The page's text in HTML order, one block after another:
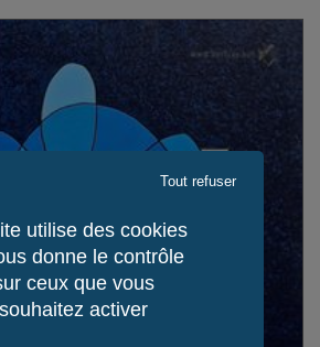
utilise des cookies
donne le contrôle
ceux que vous
souhaitez activer
Tout refuser